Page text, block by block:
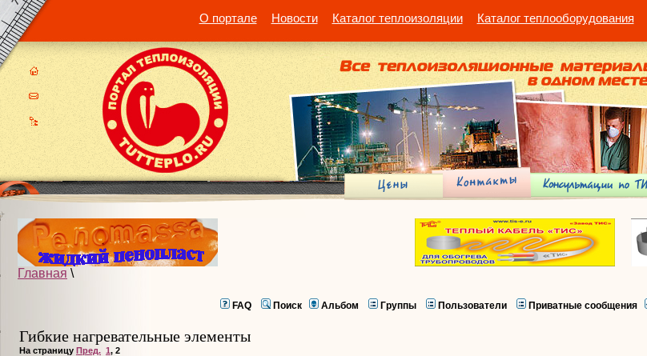
О портале Новости Каталог теплоизоляции Каталог теплооборудования
Главная \
FAQ Поиск Альбом Группы Пользователи Приватные сообщения
Гибкие нагревательные элементы
На страницу Пред. 1, 2